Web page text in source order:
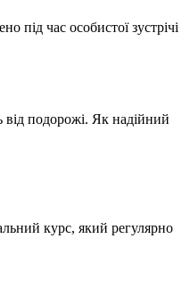
під час особистої зустрічі
від подорожі. Як надійний
курс, який регулярно